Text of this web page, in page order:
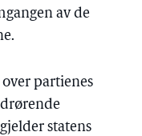
av de
partienes
statens